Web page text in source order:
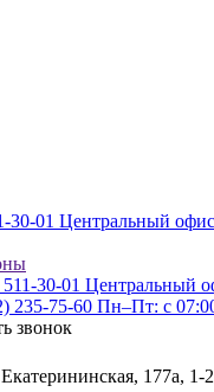
30-01 Центральный офис
30-01 Центральный
235-75-60 Пн–Пт: с
звонок
177а, ​1-